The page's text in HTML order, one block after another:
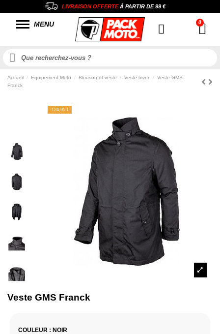
LIVRAISON OFFERTEÀ PARTIR DE99 €
MENU
Accueil Equipement Moto Blouson et veste Veste hiver
Veste GMS
Franck
-124,95 €
Veste GMS Franck
COULEUR : NOIR